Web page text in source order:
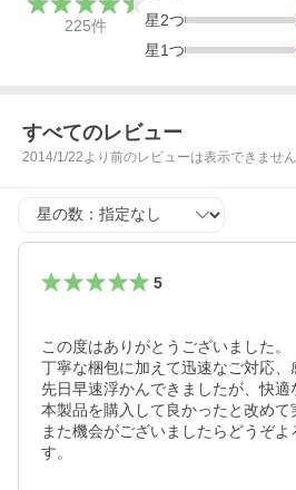
225件
星2つ
星1つ
すべてのレビュー
2014/1/22より前のレビューは表示できません
星の数
5
この度はありがとうございました。
丁寧な梱包に加えて迅速なご対応、
先日早速浮かんできましたが、快
本製品を購入して良かったと改めて
また機会がございましたらどうぞよ
す。